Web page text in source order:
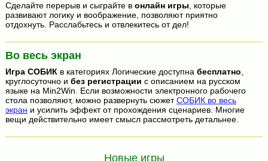
Сделайте перерыв и сыграйте в онлайн игры , которые
развивают логику и воображение, позволяют приятно
отдохнуть. Расслабьтесь и отвлекитесь от дел!
Во весь экран
Игра СОБИК в категориях Логические доступна бесплатно
круглосуточно и без регистрации с описанием на русском
языке на Min2Win. Если возможности электронного рабочего
стола позволяют, можно развернуть сюжетСОБИК во весь
экран и усилить эффект от прохождения сценариев. Многие
вещи действительно имеет смысл рассмотреть детальнее.
Новые игры